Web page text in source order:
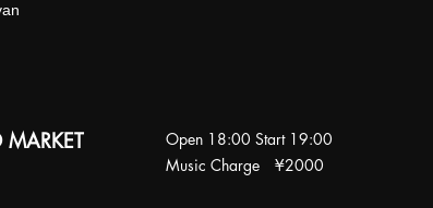
Open 18:00 Start 19:00
Music Charge ¥2000